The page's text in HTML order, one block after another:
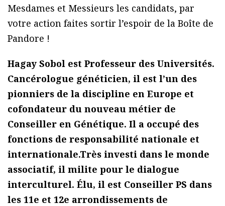
Mesdames et Messieurs les candidats, par
votre action faites sortir l’espoir de la Boîte de
Pandore !
Hagay Sobol est Professeur des Universités.
Cancérologue généticien, il est l’un des
pionniers de la discipline en Europe et
cofondateur du nouveau métier de
Conseiller en Génétique. Il a occupé des
fonctions de responsabilité nationale et
internationale.Très investi dans le monde
associatif, il milite pour le dialogue
interculturel. Élu, il est Conseiller PS dans
les 11e et 12e arrondissements de